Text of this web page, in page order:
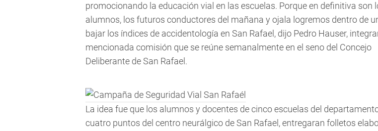
promocionando la educación vial en las escuelas. Porque en definitiva son
alumnos, los futuros conductores del mañana y ojala logremos dentro de
bajar los índices de accidentología en San Rafael, dijo Pedro Hauser,
mencionada comisión que se reúne semanalmente en el seno del Concejo
Deliberante de San Rafael.
La idea fue que los alumnos y docentes de cinco escuelas del
cuatro puntos del centro neurálgico de San Rafael, entregaran folletos